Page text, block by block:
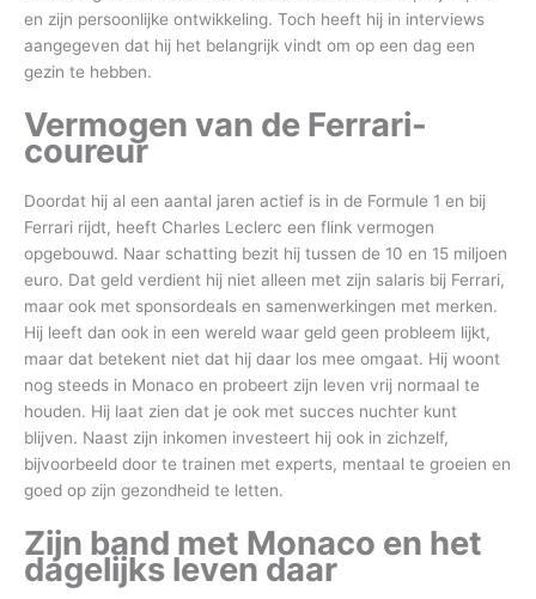
en zijn persoonlijke ontwikkeling. Toch heeft hij in interviews
aangegeven dat hij het belangrijk vindt om op een dag een
gezin te hebben.
Vermogen van de Ferrari-
coureur
Doordat hij al een aantal jaren actief is in de Formule 1 en bij
Ferrari rijdt, heeft Charles Leclerc een flink vermogen
opgebouwd. Naar schatting bezit hij tussen de 10 en 15 miljoen
euro. Dat geld verdient hij niet alleen met zijn salaris bij Ferrari,
maar ook met sponsordeals en samenwerkingen met merken.
Hij leeft dan ook in een wereld waar geld geen probleem lijkt,
maar dat betekent niet dat hij daar los mee omgaat. Hij woont
nog steeds in Monaco en probeert zijn leven vrij normaal te
houden. Hij laat zien dat je ook met succes nuchter kunt
blijven. Naast zijn inkomen investeert hij ook in zichzelf,
bijvoorbeeld door te trainen met experts, mentaal te groeien en
goed op zijn gezondheid te letten.
Zijn band met Monaco en het
dagelijks leven daar